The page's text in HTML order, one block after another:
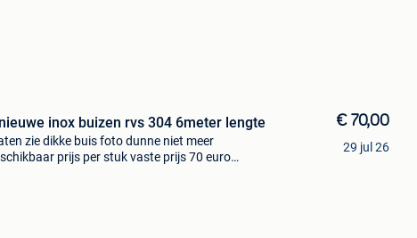
inox buizen rvs 304 6meter lengte
zie dikke buis foto dunne niet meer
prijs per stuk vaste prijs 70 euro
€ 70,00
29 jul 26